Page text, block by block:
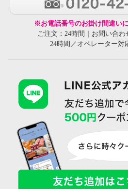
※お電話番号のお掛け間違い
ご注文：24時間｜お問い合
24時間／オペレーター対